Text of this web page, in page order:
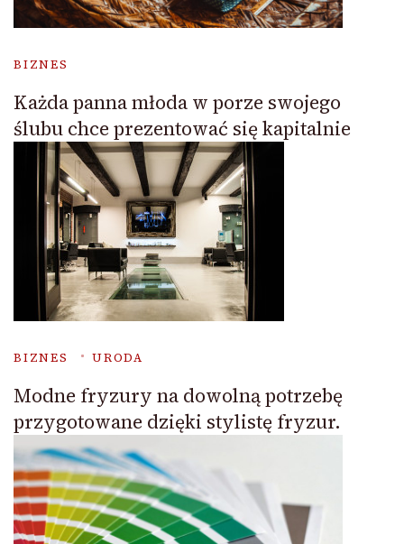
BIZNES
Każda panna młoda w porze swojego
ślubu chce prezentować się kapitalnie
BIZNES URODA
Modne fryzury na dowolną potrzebę
przygotowane dzięki stylistę fryzur.